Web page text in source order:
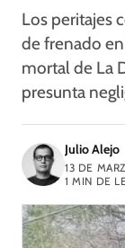
Los peritajes
de frenado
mortal de La
presunta
Julio Alejo
13 DE
1 MIN DE